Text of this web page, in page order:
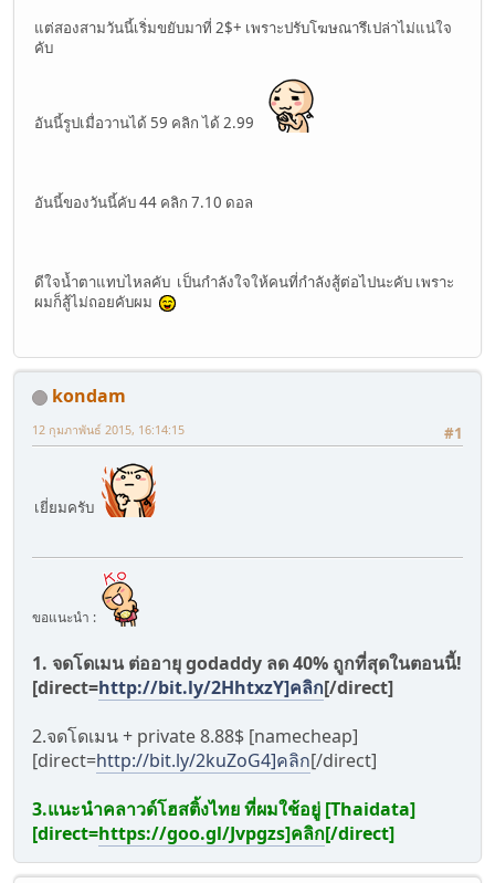
แต่สองสามวันนี้เริ่มขยับมาที่ 2$+ เพราะปรับโฆษณารึเปล่าไม่แน่ใจ
คับ
อันนี้รูปเมื่อวานได้ 59 คลิก ได้ 2.99
อันนี้ของวันนี้คับ 44 คลิก 7.10 ดอล
ดีใจน้ำตาแทบไหลคับ เป็นกำลังใจให้คนที่กำลังสู้ต่อไปนะคับ เพราะ
ผมก็สู้ไม่ถอยคับผม
kondam
#1
12 กุมภาพันธ์ 2015, 16:14:15
เยี่ยมครับ
ขอแนะนำ :
1. จดโดเมน ต่ออายุ godaddy ลด 40% ถูกที่สุดในตอนนี้!
[direct=http://bit.ly/2HhtxzY]คลิก[/direct]
2.จดโดเมน + private 8.88$ [namecheap]
[direct=http://bit.ly/2kuZoG4]คลิก[/direct]
3.แนะนำคลาวด์โฮสติ้งไทย ที่ผมใช้อยู่ [Thaidata]
[direct=https://goo.gl/Jvpgzs]คลิก[/direct]